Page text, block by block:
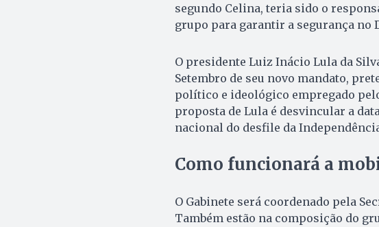
segundo Celina, teria sido o
grupo para garantir a segurança no
O presidente Luiz Inácio Lula da
Setembro de seu novo mandato,
político e ideológico empregado
proposta de Lula é desvincular a
nacional do desfile da
Como funcionará a
O Gabinete será coordenado pela
Também estão na composição do